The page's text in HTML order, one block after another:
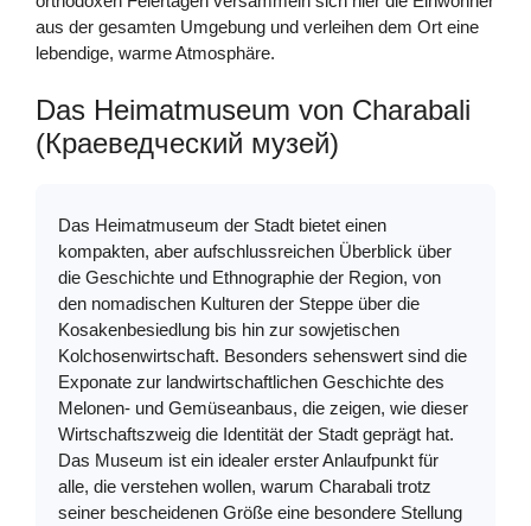
aus der gesamten Umgebung und verleihen dem Ort eine
lebendige, warme Atmosphäre.
Das Heimatmuseum von Charabali
(Краеведческий музей)
Das Heimatmuseum der Stadt bietet einen
kompakten, aber aufschlussreichen Überblick über
die Geschichte und Ethnographie der Region, von
den nomadischen Kulturen der Steppe über die
Kosakenbesiedlung bis hin zur sowjetischen
Kolchosenwirtschaft. Besonders sehenswert sind die
Exponate zur landwirtschaftlichen Geschichte des
Melonen- und Gemüseanbaus, die zeigen, wie dieser
Wirtschaftszweig die Identität der Stadt geprägt hat.
Das Museum ist ein idealer erster Anlaufpunkt für
alle, die verstehen wollen, warum Charabali trotz
seiner bescheidenen Größe eine besondere Stellung